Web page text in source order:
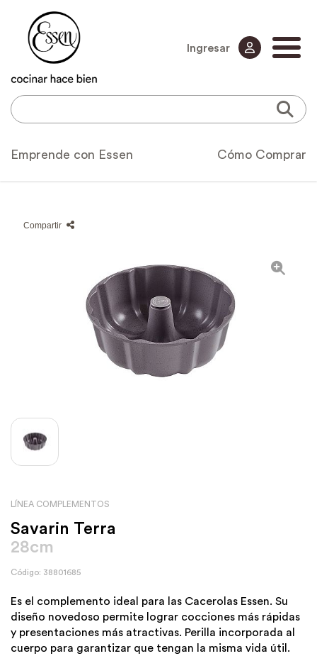
Ingresar
Emprende con Essen Cómo Comprar
Compartir
LÍNEA COMPLEMENTOS
Savarin Terra
28cm
Código: 38801685
Es el complemento ideal para las Cacerolas Essen. Su
diseño novedoso permite lograr cocciones más rápidas
y presentaciones más atractivas. Perilla incorporada al
cuerpo para garantizar que tengan la misma vida útil.